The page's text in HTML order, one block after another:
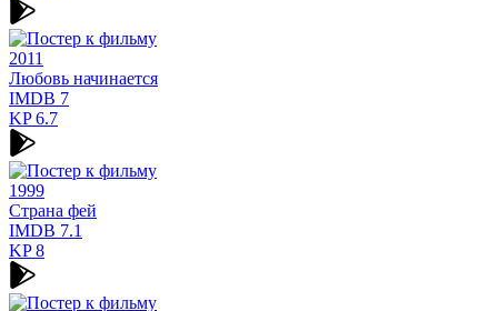
2011
Любовь начинается
IMDB 7
KP6.7
1999
Страна фей
IMDB 7.1
KP8